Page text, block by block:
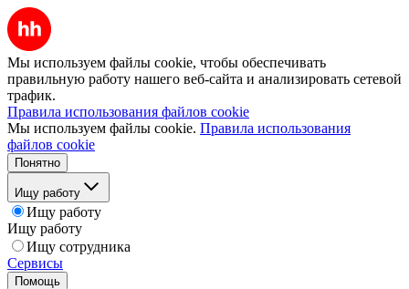
Мы используем файлы cookie, чтобы обеспечивать
правильную работу нашего веб-сайта и анализировать сетевой
трафик.
Правила использования файлов cookie
Мы используем файлы cookie. Правила использования
файлов cookie
Понятно
Ищу работу
Ищу работу
Ищу работу
Ищу сотрудника
Сервисы
Помощь